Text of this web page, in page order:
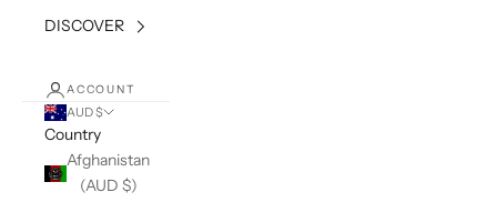
DISCOVER
ACCOUNT
AUD $
Country
Afghanistan
(AUD $)